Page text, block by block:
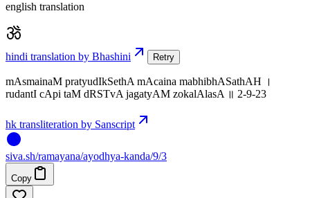
english translation
hindi translation by Bhashini Retry
mAsmainaM pratyudIkSethA mAcaina mabhibhASathAH ।
rudantI cApi taM dRSTvA jagatyAM zokalAlasA ॥ 2-9-23
hk transliteration by Sanscript
siva.sh/ramayana/ayodhya-kanda/9/3
Copy